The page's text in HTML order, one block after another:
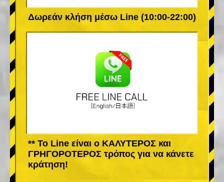
Δωρεάν κλήση μέσω Line (10:00-22:00)
** Το Line είναι ο ΚΑΛΥΤΕΡΟΣ και
ΓΡΗΓΟΡΟΤΕΡΟΣ τρόπος για να κάνετε
κράτηση!